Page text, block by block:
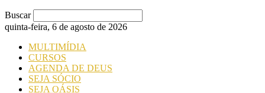
Buscar
quinta-feira, 6 de agosto de 2026
MULTIMÍDIA
CURSOS
AGENDA DE DEUS
SEJA SÓCIO
SEJA OÁSIS